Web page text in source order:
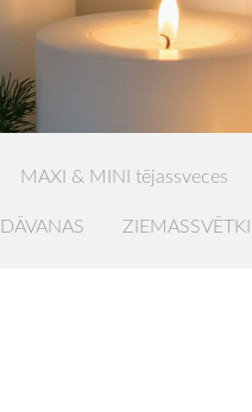
MAXI & MINI tējassveces
DĀVANAS